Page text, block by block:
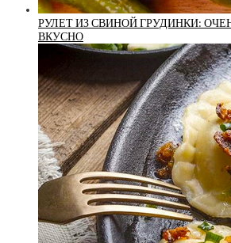
РУЛЕТ ИЗ СВИНОЙ ГРУДИНКИ:
ВКУСНО